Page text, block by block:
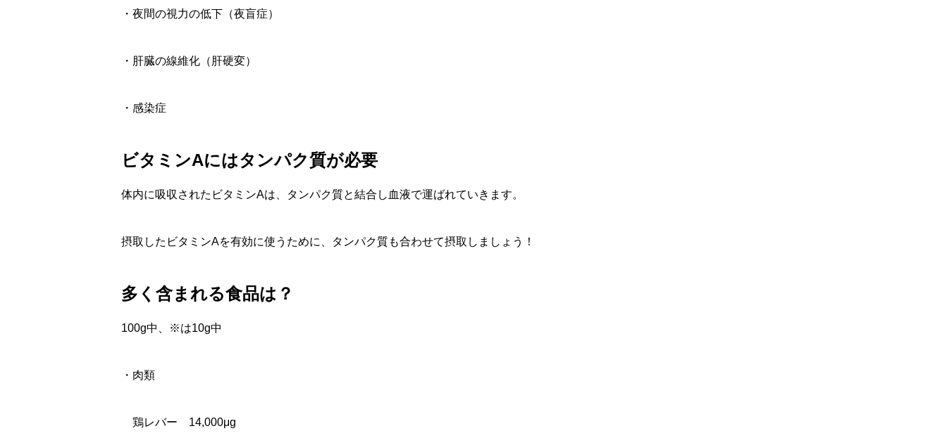
・夜間の視力の低下（夜盲症）
・肝臓の線維化（肝硬変）
・感染症
ビタミンAにはタンパク質が必要
体内に吸収されたビタミンAは、タンパク質と結合し血液で運ばれていきます。
摂取したビタミンAを有効に使うために、タンパク質も合わせて摂取しましょう！
多く含まれる食品は？
100g中、※は10g中
・肉類
鶏レバー 14,000μg